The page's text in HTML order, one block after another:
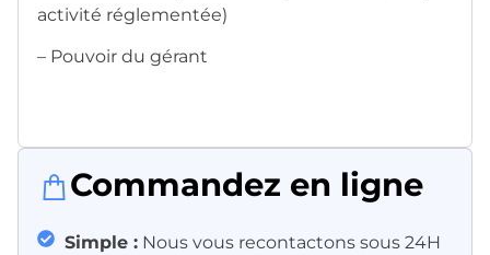
activité réglementée)
– Pouvoir du gérant
Commandez en ligne
Simple : Nous vous recontactons sous 24H